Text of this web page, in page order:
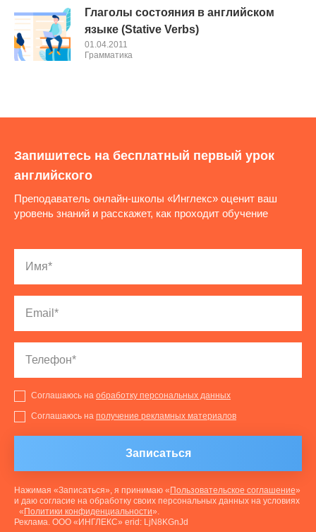
Глаголы состояния в английском
языке (Stative Verbs)
01.04.2011
Грамматика
Запишитесь на бесплатный первый урок
английского
Преподаватель онлайн-школы «Инглекс» оценит ваш
уровень знаний и расскажет, как проходит обучение
Соглашаюсь на обработку персональных данных
Соглашаюсь на получение рекламных материалов
Записаться
Нажимая «Записаться», я принимаю « Пользовательское соглашение»
и даю согласие на обработку своих персональных данных на условиях
« Политики конфиденциальности».
Реклама. ООО «ИНГЛЕКС» erid: LjN8KGnJd